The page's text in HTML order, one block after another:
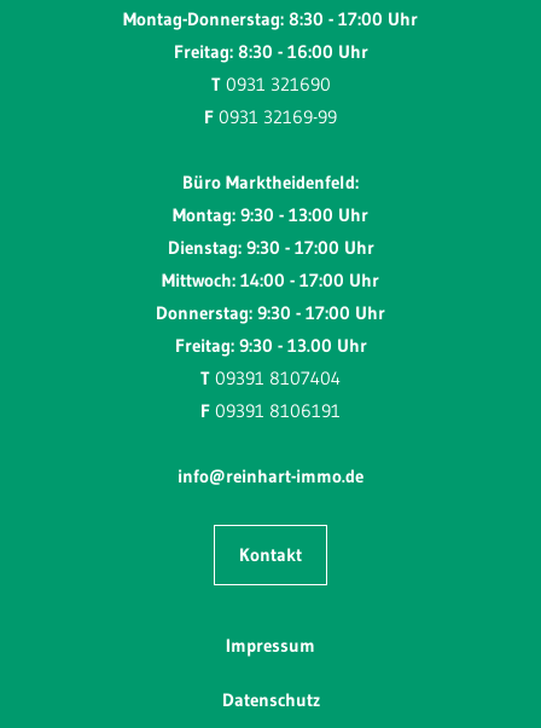
Montag-Donnerstag: 8:30 - 17:00 Uhr
Freitag: 8:30 - 16:00 Uhr
T 0931 321690
F 0931 32169-99
Büro Marktheidenfeld:
Montag: 9:30 - 13:00 Uhr
Dienstag: 9:30 - 17:00 Uhr
Mittwoch: 14:00 - 17:00 Uhr
Donnerstag: 9:30 - 17:00 Uhr
Freitag: 9:30 - 13.00 Uhr
T 09391 8107404
F 09391 8106191
info@reinhart-immo.de
Kontakt
Impressum
Datenschutz